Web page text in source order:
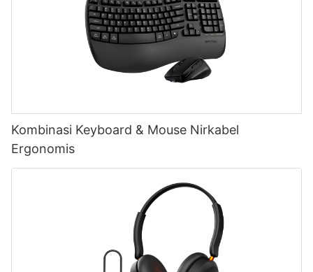
Kombinasi Keyboard & Mouse Nirkabel
Ergonomis